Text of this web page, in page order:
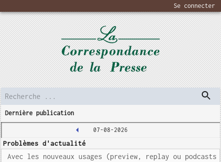
Se connecter
Dernière publication
07-08-2026
Problèmes d'actualité
Avec les nouveaux usages (preview, replay ou podcasts